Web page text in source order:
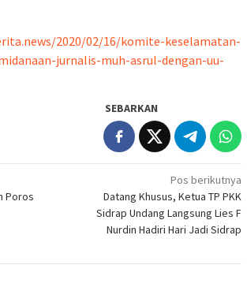
2020/02/16/komite-keselamatan-
jurnalis-muh-asrul-dengan-uu-
SEBARKAN
Poros
Pos berikutnya
Datang Khusus, Ketua TP PKK
Sidrap Undang Langsung Lies F
Nurdin Hadiri Hari Jadi Sidrap